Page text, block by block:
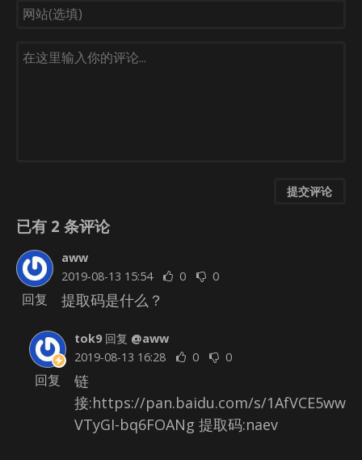
提交评论
已有 2 条评论
aww
2019-08-13 15:54
0 0
提取码是什么？
回复
tok9 回复 @aww
2019-08-13 16:28
0 0
链
接:https://pan.baidu.com/s/1AfVCE5ww
VTyGI-bq6FOANg 提取码:naev
回复